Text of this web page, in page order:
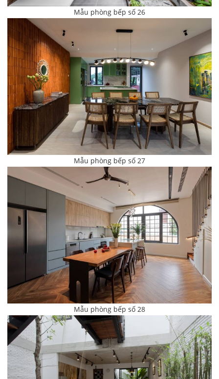
Mẫu phòng bếp số 26
Mẫu phòng bếp số 27
Mẫu phòng bếp số 28